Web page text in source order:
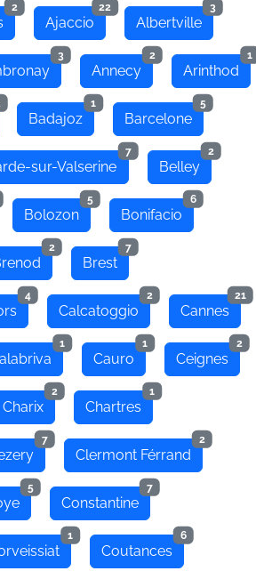
2
Ajaccio
22
Albertville
3
3
Annecy
2
Arinthod
1
Badajoz
1
Barcelone
5
sur-Valserine
7
Belley
2
Bolozon
5
Bonifacio
6
2
Brest
7
4
Calcatoggio
2
Cannes
21
1
Cauro
1
Ceignes
2
Charix
2
Chartres
1
7
Clermont Férrand
2
5
Constantine
7
1
Coutances
6